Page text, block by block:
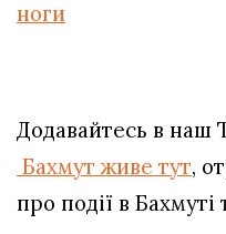
ноги
Додавайтесь в наш
Бахмут живе тут,
про події в Бахмуті